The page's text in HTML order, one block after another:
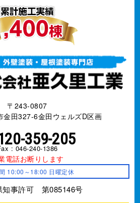
〒243-0807
金田327-6金田ウェルズD区画
359-205
: 046-240-1386
電話お断りします
10:00～18:00 日曜定休
知事許可 第085146号